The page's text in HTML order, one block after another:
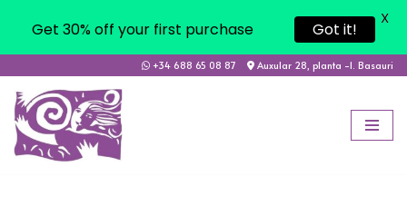
Saltar
al
contenido
+34 688 65 08 87 Auxular 28, planta -1. Basauri
Get 30% off your first purchase Got it!
X